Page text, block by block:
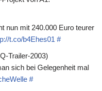
nun mit 240.000 Euro teurer
t.co/b4Ehes01 #
Trailer-2003)
sich bei Gelegenheit mal
#